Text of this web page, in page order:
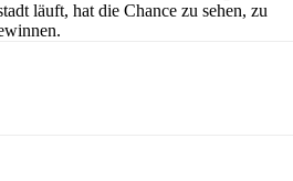
läuft, hat die Chance zu sehen, zu